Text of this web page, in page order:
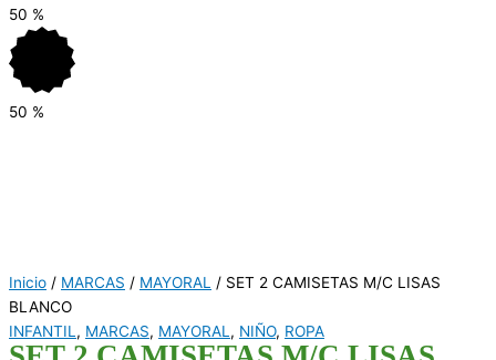
50 %
50 %
Inicio / MARCAS / MAYORAL
/ SET 2 CAMISETAS M/C LISAS
BLANCO
INFANTIL , MARCAS, MAYORAL , NIÑO, ROPA